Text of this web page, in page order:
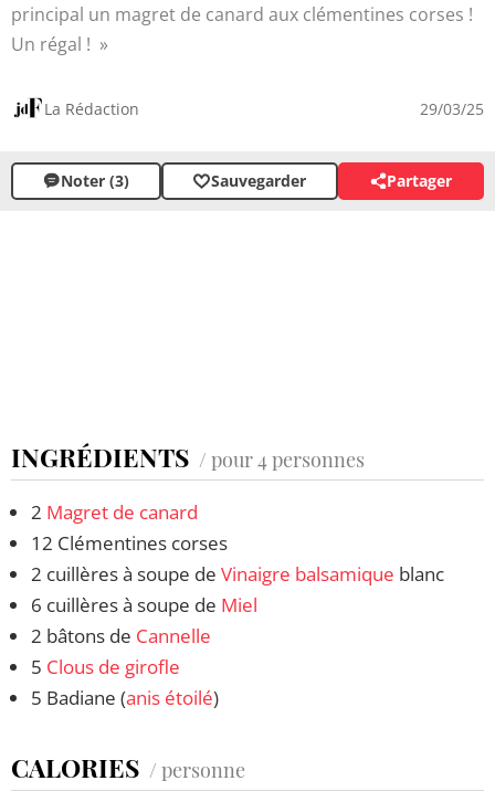
principal un magret de canard aux clémentines corses !
Un régal !
La Rédaction 29/03/25
Noter (3) Sauvegarder Partager
INGRÉDIENTS / pour 4 personnes
2 Magret de canard
12 Clémentines corses
2 cuillères à soupe de Vinaigre balsamique blanc
6 cuillères à soupe de Miel
2 bâtons de Cannelle
5 Clous de girofle
5 Badiane (anis étoilé)
CALORIES / personne